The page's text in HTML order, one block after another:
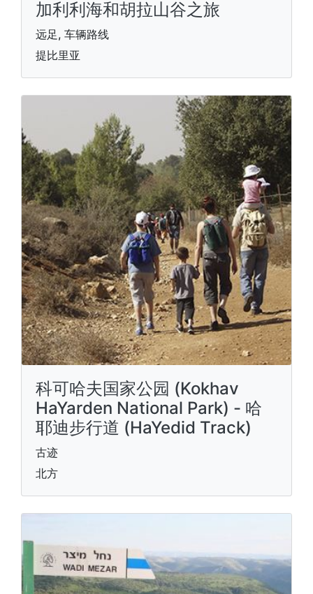
加利利海和胡拉山谷之旅
远足, 车辆路线
提比里亚
科可哈夫国家公园 (Kokhav
HaYarden National Park) - 哈
耶迪步行道 (HaYedid Track)
古迹
北方